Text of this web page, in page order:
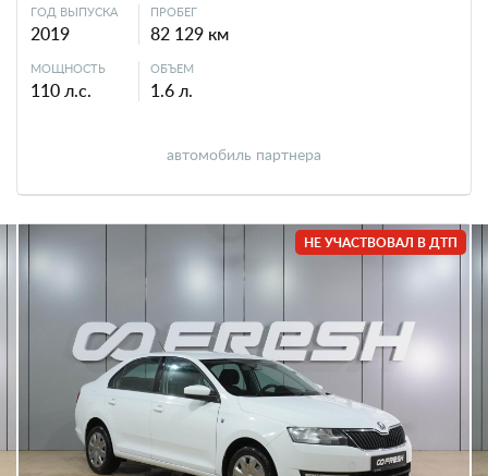
ГОД ВЫПУСКА
2019
ПРОБЕГ
82 129 км
МОЩНОСТЬ
110 л.с.
ОБЪЕМ
1.6 л.
автомобиль партнера
НЕ УЧАСТВОВАЛ В ДТП